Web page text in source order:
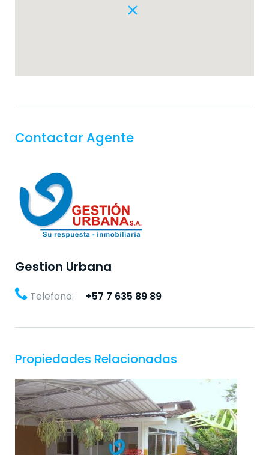
Contactar Agente
Gestion Urbana
Telefono: +57 7 635 89 89
Propiedades Relacionadas